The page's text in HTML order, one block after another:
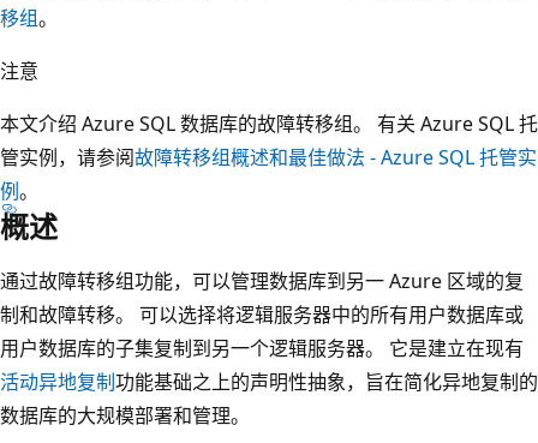
移组。
注意
本文介绍 Azure SQL 数据库的故障转移组。 有关 Azure SQL 托
管实例，请参阅故障转移组概述和最佳做法 - Azure SQL 托管实
例。
概述
通过故障转移组功能，可以管理数据库到另一 Azure 区域的复
制和故障转移。 可以选择将逻辑服务器中的所有用户数据库或
用户数据库的子集复制到另一个逻辑服务器。 它是建立在现有
活动异地复制功能基础之上的声明性抽象，旨在简化异地复制的
数据库的大规模部署和管理。